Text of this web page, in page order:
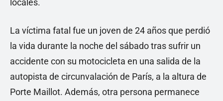
La víctima fatal fue un joven de 24 años que perdió
la vida durante la noche del sábado tras sufrir un
accidente con su motocicleta en una salida de la
autopista de circunvalación de París, a la altura de
Porte Maillot. Además, otra persona permanece